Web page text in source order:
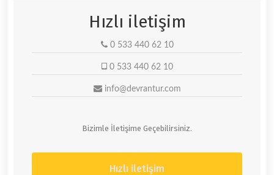
Hızlı iletişim
0 533 440 62 10
0 533 440 62 10
info@devrantur.com
Bizimle İletişime Geçebilirsiniz.
Hızlı iletişim